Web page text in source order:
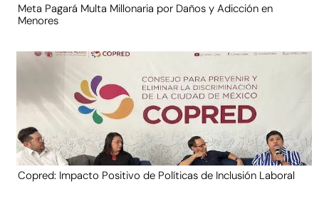
Meta Pagará Multa Millonaria por Daños y Adicción en
Menores
Copred: Impacto Positivo de Políticas de Inclusión Laboral